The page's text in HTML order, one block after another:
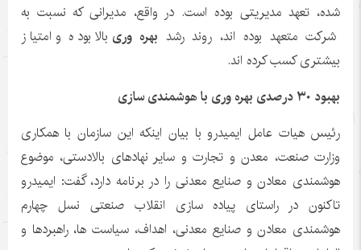
شده، تعهد مدیریتی بوده است. در واقع، مدیرانی که نسبت به
شرکت متعهد بوده اند، روند رشد بهره وری بالا بوده و امتیاز
بیشتری کسب کرده اند.
بهبود ۳۰ درصدی بهره وری با هوشمندی سازی
رئیس هیات عامل ایمیدرو با بیان اینکه این سازمان با همکاری
وزارت صنعت، معدن و تجارت و سایر نهادهای بالادستی، موضوع
هوشمندی معادن و صنایع معدنی را در برنامه دارد، گفت: ایمیدرو
تاکنون در راستای پیاده سازی انقلاب صنعتی نسل چهارم
هوشمندی معادن و صنایع معدنی، اهداف، سیاست ها، راهبردها و